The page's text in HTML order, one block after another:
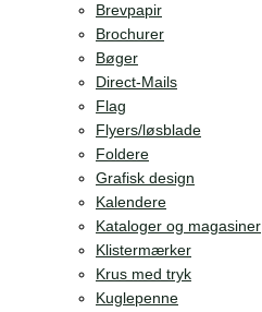
Brevpapir
Brochurer
Bøger
Direct-Mails
Flag
Flyers/løsblade
Foldere
Grafisk design
Kalendere
Kataloger og magasiner
Klistermærker
Krus med tryk
Kuglepenne